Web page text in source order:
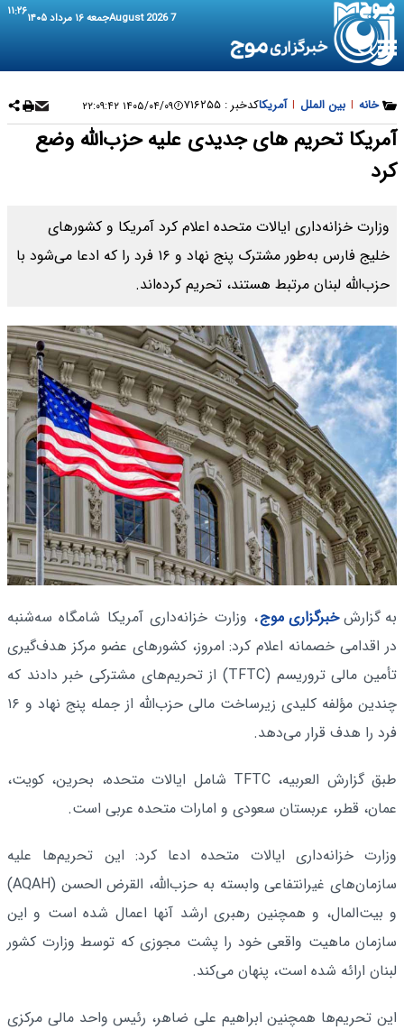
7 August 2026 جمعه ۱۶ مرداد ۱۴۰۵ ۱۱:۲۶
خانه | بین الملل | آمریکاکدخبر : ۷۱۶۲۵۵ ۱۴۰۵/۰۴/۰۹ ۲۲:۰۹:۴۲
آمریکا تحریم های جدیدی علیه حزب‌الله وضع
کرد
وزارت خزانه‌داری ایالات متحده اعلام کرد آمریکا و کشورهای
خلیج فارس به‌طور مشترک پنج نهاد و ۱۶ فرد را که ادعا می‌شود با
حزب‌الله لبنان مرتبط هستند، تحریم کرده‌اند.
به گزارشخبرگزاری موج، وزارت خزانه‌داری آمریکا شامگاه سه‌شنبه
در اقدامی خصمانه اعلام کرد: امروز، کشورهای عضو مرکز هدف‌گیری
تأمین مالی تروریسم (TFTC) از تحریم‌های مشترکی خبر دادند که
چندین مؤلفه کلیدی زیرساخت مالی حزب‌الله از جمله پنج نهاد و ۱۶
فرد را هدف قرار می‌دهد.
طبق گزارش العربیه، TFTC شامل ایالات متحده، بحرین، کویت،
عمان، قطر، عربستان سعودی و امارات متحده عربی است.
وزارت خزانه‌داری ایالات متحده ادعا کرد: این تحریم‌ها علیه
سازمان‌های غیرانتفاعی وابسته به حزب‌الله، القرض الحسن (AQAH)
و بیت‌المال، و همچنین رهبری ارشد آنها اعمال شده است و این
سازمان ماهیت واقعی خود را پشت مجوزی که توسط وزارت کشور
لبنان ارائه شده است، پنهان می‌کند.
این تحریم‌ها همچنین ابراهیم علی ضاهر، رئیس واحد مالی مرکزی